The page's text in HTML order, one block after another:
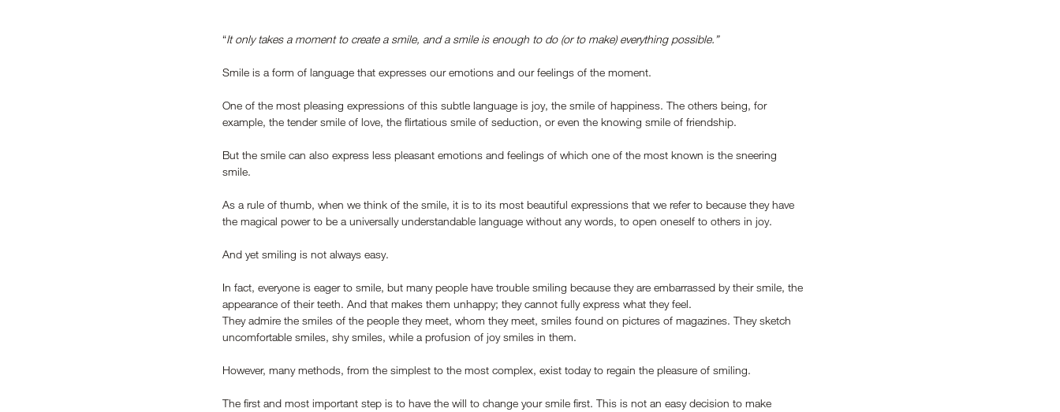
“It only takes a moment to create a smile, and a smile is enough to do (or to make) everything possible.”
Smile is a form of language that expresses our emotions and our feelings of the moment.
One of the most pleasing expressions of this subtle language is joy, the smile of happiness. The others being, for
example, the tender smile of love, the flirtatious smile of seduction, or even the knowing smile of friendship.
But the smile can also express less pleasant emotions and feelings of which one of the most known is the sneering
smile.
As a rule of thumb, when we think of the smile, it is to its most beautiful expressions that we refer to because they have
the magical power to be a universally understandable language without any words, to open oneself to others in joy.
And yet smiling is not always easy.
In fact, everyone is eager to smile, but many people have trouble smiling because they are embarrassed by their smile, the
appearance of their teeth. And that makes them unhappy; they cannot fully express what they feel.
They admire the smiles of the people they meet, whom they meet, smiles found on pictures of magazines. They sketch
uncomfortable smiles, shy smiles, while a profusion of joy smiles in them.
However, many methods, from the simplest to the most complex, exist today to regain the pleasure of smiling.
The first and most important step is to have the will to change your smile first. This is not an easy decision to make